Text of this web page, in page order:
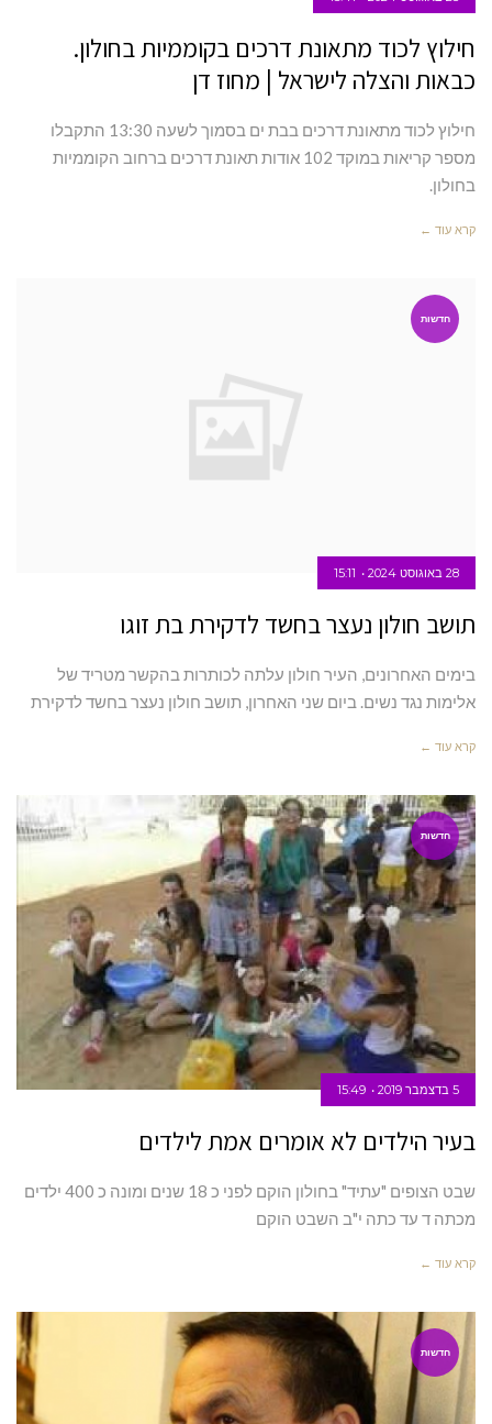
חילוץ לכוד מתאונת דרכים בקוממיות בחולון.
כבאות והצלה לישראל | מחוז דן
חילוץ לכוד מתאונת דרכים בבת ים בסמוך לשעה 13:30 התקבלו
מספר קריאות במוקד 102 אודות תאונת דרכים ברחוב הקוממיות
בחולון.
קרא עוד ←
חדשות
28 באוגוסט 2024 15:11
תושב חולון נעצר בחשד לדקירת בת זוגו
בימים האחרונים, העיר חולון עלתה לכותרות בהקשר מטריד של
אלימות נגד נשים. ביום שני האחרון, תושב חולון נעצר בחשד לדקירת
קרא עוד ←
חדשות
5 בדצמבר 2019 15:49
בעיר הילדים לא אומרים אמת לילדים
שבט הצופים "עתיד" בחולון הוקם לפני כ 18 שנים ומונה כ 400 ילדים
מכתה ד עד כתה י"ב השבט הוקם
קרא עוד ←
חדשות